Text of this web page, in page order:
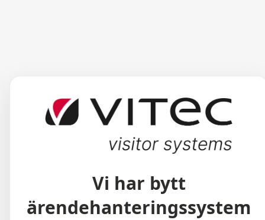
Vi har bytt
ärendehanteringssystem